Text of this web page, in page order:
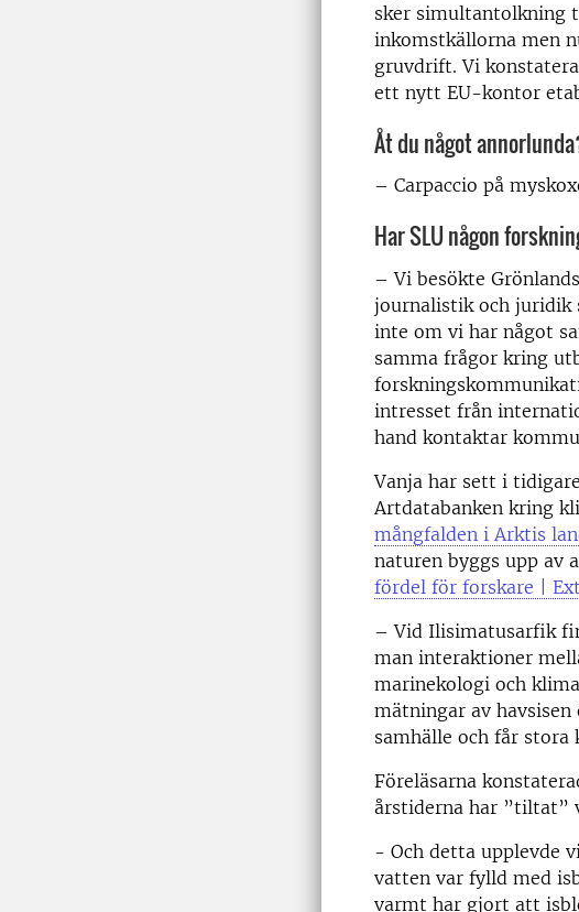
sker simultantolkning
inkomstkällorna men
gruvdrift. Vi
ett nytt EU-kontor
Åt du något
– Carpaccio på
Har SLU någon
– Vi besökte
journalistik och juridik
inte om vi har något
samma frågor kring
intresset från
hand kontaktar
Vanja har sett i
Artdatabanken kring
mångfalden i Arktis
naturen byggs upp av
fördel för forskare |
– Vid Ilisimatusarfik
man interaktioner
marinekologi och
mätningar av
samhälle och får stora
Föreläsarna
årstiderna har ”tiltat”
- Och detta upplevde
vatten var fylld med
varmt har gjort att